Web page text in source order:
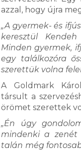
azzal, hogy újra
„A gyermek- és
keresztül
Minden gyermek,
egy találkozóra
szerettük volna
A Goldmark
társult a
örömet szerettek
„Én úgy
mindenki a zenét
talán még